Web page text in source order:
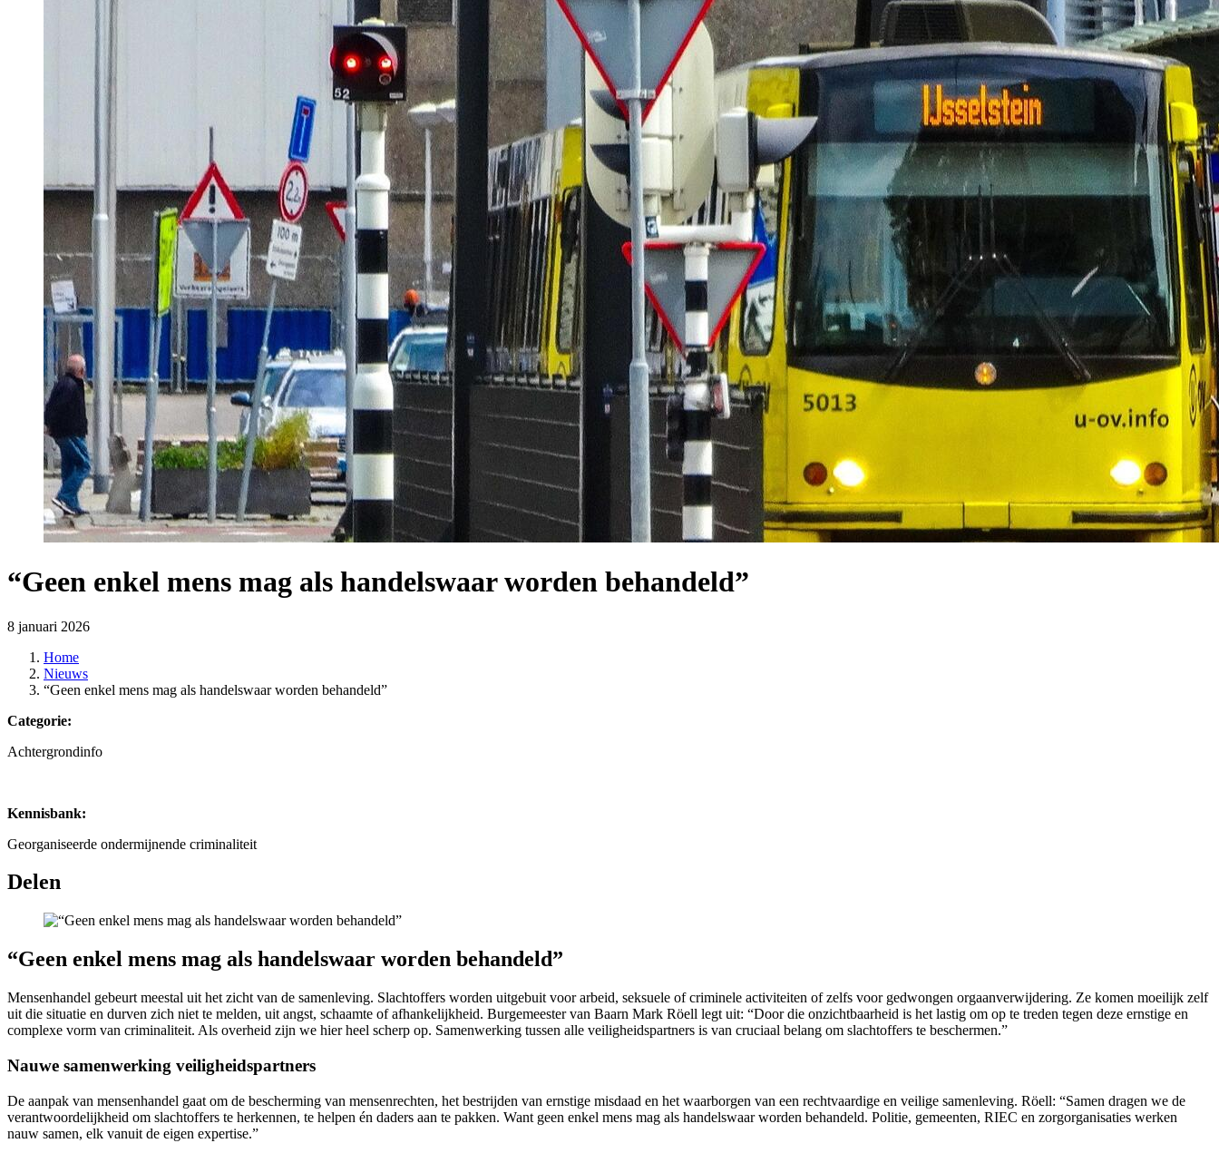
“Geen enkel mens mag als handelswaar worden behandeld”
8 januari 2026
Home
Nieuws
“Geen enkel mens mag als handelswaar worden behandeld”
Categorie:
Achtergrondinfo
Kennisbank:
Georganiseerde ondermijnende criminaliteit
Delen
“Geen enkel mens mag als handelswaar worden behandeld”
Mensenhandel gebeurt meestal uit het zicht van de samenleving. Slachtoffers worden uitgebuit voor arbeid, seksuele of criminele activiteiten of zelfs voor gedwongen orgaanverwijdering. Ze komen moeilijk zelf
uit die situatie en durven zich niet te melden, uit angst, schaamte of afhankelijkheid. Burgemeester van Baarn Mark Röell legt uit: “Door die onzichtbaarheid is het lastig om op te treden tegen deze ernstige en
complexe vorm van criminaliteit. Als overheid zijn we hier heel scherp op. Samenwerking tussen alle veiligheidspartners is van cruciaal belang om slachtoffers te beschermen.”
Nauwe samenwerking veiligheidspartners
De aanpak van mensenhandel gaat om de bescherming van mensenrechten, het bestrijden van ernstige misdaad en het waarborgen van een rechtvaardige en veilige samenleving. Röell: “Samen dragen we de
verantwoordelijkheid om slachtoffers te herkennen, te helpen én daders aan te pakken. Want geen enkel mens mag als handelswaar worden behandeld. Politie, gemeenten, RIEC en zorgorganisaties werken
nauw samen, elk vanuit de eigen expertise.”